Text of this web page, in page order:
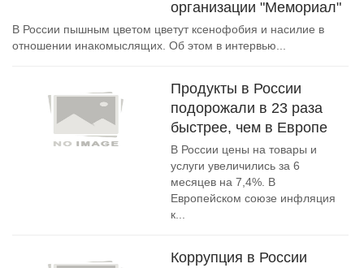
организации "Мемориал"
В России пышным цветом цветут ксенофобия и насилие в
отношении инакомыслящих. Об этом в интервью...
Продукты в России
подорожали в 23 раза
быстрее, чем в Европе
В России цены на товары и
услуги увеличились за 6
месяцев на 7,4%. В
Европейском союзе инфляция
к...
Коррупция в России